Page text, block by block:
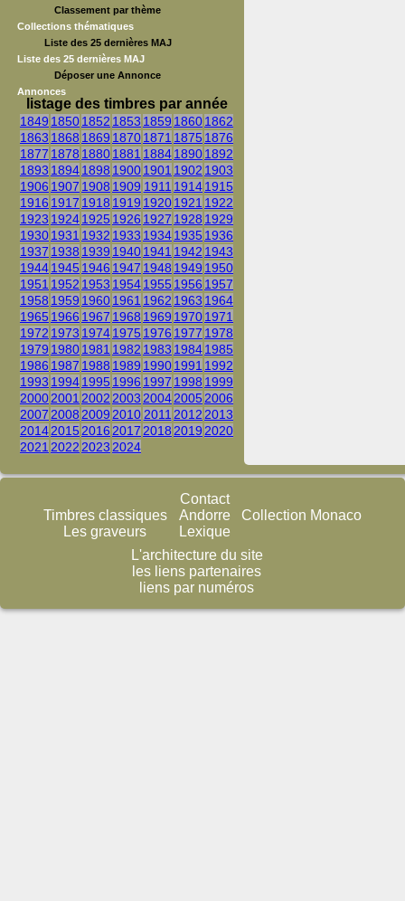
Classement par thème
Collections thématiques
Liste des 25 dernières MAJ
Liste des 25 dernières MAJ
Déposer une Annonce
Annonces
listage des timbres par année
1849 18501852 1853 1859 18601862
1863 1868 1869 18701871 1875 1876
1877 1878 18801881 188418901892
1893 18941898 19001901 1902 1903
1906 1907 1908 1909 1911 19141915
1916 1917 1918 1919 19201921 1922
1923 19241925 1926 1927 1928 1929
19301931 1932 1933 19341935 1936
1937 1938 1939 19401941 1942 1943
19441945 1946 1947 1948 1949 1950
1951 1952 1953 19541955 1956 1957
1958 1959 19601961 1962 1963 1964
1965 1966 1967 1968 1969 19701971
1972 1973 19741975 1976 1977 1978
1979 19801981 1982 1983 19841985
1986 1987 1988 1989 19901991 1992
1993 19941995 1996 1997 1998 1999
20002001 2002 2003 20042005 2006
2007 2008 2009 2010 2011 2012 2013
20142015 2016 2017 2018 2019 2020
2021 2022 2023 2024
Timbres classiques
Les graveurs
Contact
Andorre
Lexique
Collection Monaco
L'architecture du site
les liens partenaires
liens par numéros